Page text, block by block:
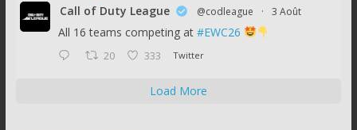
Call of Duty League @codleague · 3 Août
All 16 teams competing at #EWC26
20 333 Twitter
Load More